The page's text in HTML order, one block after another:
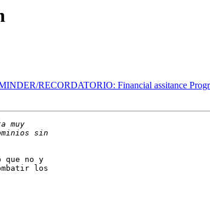
RECORDATORIO: Financial assitance
que no y
los